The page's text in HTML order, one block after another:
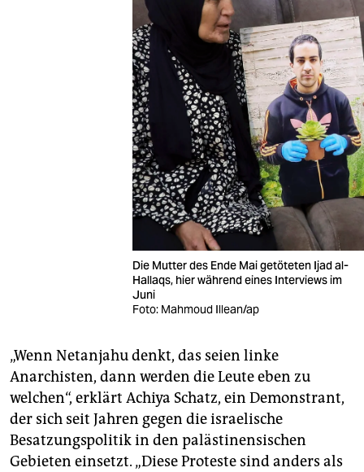
Die Mutter des Ende Mai getöteten Ijad al-
Hallaqs, hier während eines Interviews im
Juni
Foto: Mahmoud Illean/ap
„Wenn Netanjahu denkt, das seien linke
Anarchisten, dann werden die Leute eben zu
welchen“, erklärt Achiya Schatz, ein Demonstrant,
der sich seit Jahren gegen die israelische
Besatzungspolitik in den palästinensischen
Gebieten einsetzt. „Diese Proteste sind anders als